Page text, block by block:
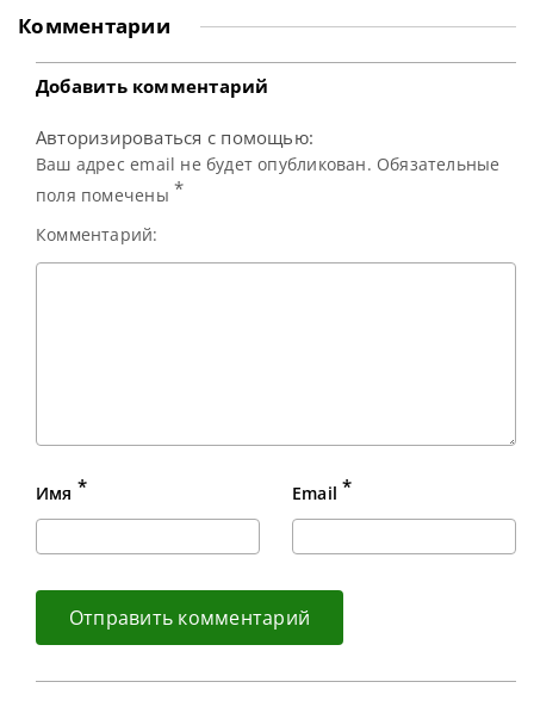
турнире Shoot Out. Это достижение стало кульминацией
30-ти летней профессиональной карьеры. Более того, эта
победа открыла для бывшего
Комментарии
Добавить комментарий
Авторизироваться с помощью:
Ваш адрес email не будет опубликован. Обязательные
поля помечены *
Комментарий:
Имя * Email *